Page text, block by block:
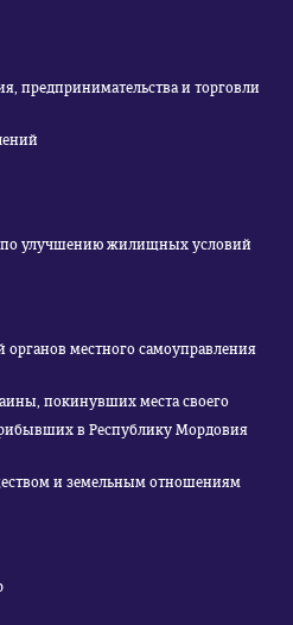
предпринимательства и торговли
по улучшению жилищных условий
органов местного самоуправления
покинувших места своего
в Республику Мордовия
и земельным отношениям